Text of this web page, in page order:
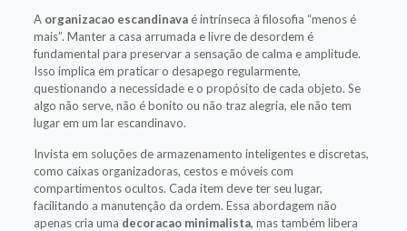
A organizacao escandinavaé intrínseca à filosofia “menos é
mais”. Manter a casa arrumada e livre de desordem é
fundamental para preservar a sensação de calma e amplitude.
Isso implica em praticar o desapego regularmente,
questionando a necessidade e o propósito de cada objeto. Se
algo não serve, não é bonito ou não traz alegria, ele não tem
lugar em um lar escandinavo.
Invista em soluções de armazenamento inteligentes e discretas,
como caixas organizadoras, cestos e móveis com
compartimentos ocultos. Cada item deve ter seu lugar,
facilitando a manutenção da ordem. Essa abordagem não
apenas cria uma decoracao minimalista, mas também libera